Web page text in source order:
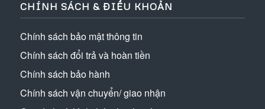
CHÍNH SÁCH & ĐIỀU KHOẢN
Chính sách bảo mật thông tin
Chính sách đổi trả và hoàn tiền
Chính sách bảo hành
Chính sách vận chuyển/ giao nhận